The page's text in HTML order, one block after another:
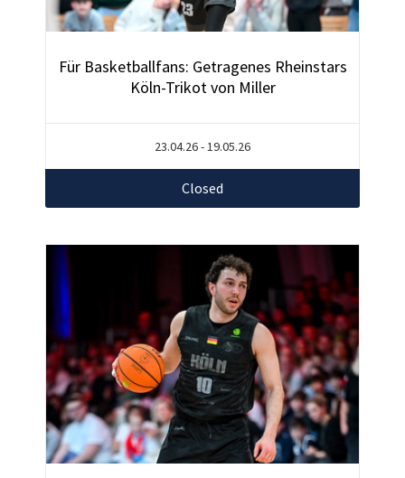
Für Basketballfans: Getragenes Rheinstars
Köln-Trikot von Miller
23.04.26 - 19.05.26
Closed